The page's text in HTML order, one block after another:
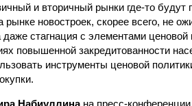
стагнация с элементами ценовой
повышенной закредитованности
инструменты ценовой
Набиуллина
с активизацией спроса на фоне